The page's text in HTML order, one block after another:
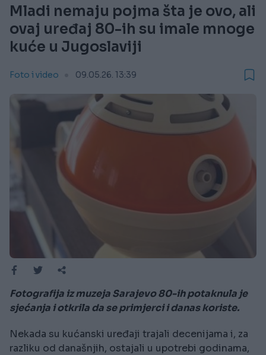
Mladi nemaju pojma šta je ovo, ali
ovaj uređaj 80-ih su imale mnoge
kuće u Jugoslaviji
Foto i video 09.05.26. 13:39
Fotografija iz muzeja Sarajevo 80-ih potaknula je
sjećanja i otkrila da se primjerci i danas koriste.
Nekada su kućanski uređaji trajali decenijama i, za
razliku od današnjih, ostajali u upotrebi godinama,